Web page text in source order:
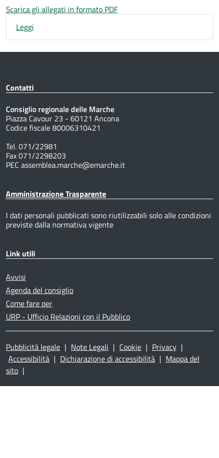
Scarica gli allegati in formato PDF
Leggi
Contatti
Consiglio regionale delle Marche
Piazza Cavour 23 - 60121 Ancona
Codice fiscale 80006310421
Tel. 071/22981
Fax 071/2298203
PEC assemblea.marche@emarche.it
Amministrazione Trasparente
I dati personali pubblicati sono riutilizzabili solo alle condizioni
previste dalla normativa vigente
Link utili
Avvisi
Agenda del consiglio
Come fare per
URP - Ufficio Relazioni con il Pubblico
Pubblicità legale | Note Legali | Cookie | Privacy |
Accessibilità | Dichiarazione di accessibilità | Mappa del
sito |